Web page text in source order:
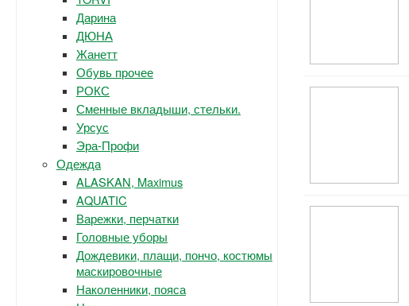
Дарина
ДЮНА
Жанетт
Обувь прочее
РОКС
Сменные вкладыши, стельки.
Урсус
Эра-Профи
Одежда
ALASKAN, Maximus
AQUATIC
Варежки, перчатки
Головные уборы
Дождевики, плащи, пончо, костюмы
маскировочные
Наколенники, пояса